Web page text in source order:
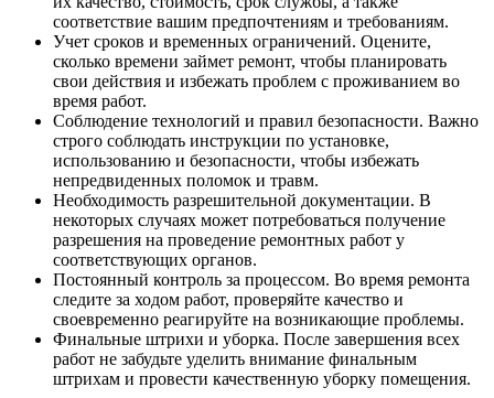
соответствие вашим предпочтениям и требованиям.
Учет сроков и временных ограничений. Оцените,
сколько времени займет ремонт, чтобы планировать
свои действия и избежать проблем с проживанием во
время работ.
Соблюдение технологий и правил безопасности. Важно
строго соблюдать инструкции по установке,
использованию и безопасности, чтобы избежать
непредвиденных поломок и травм.
Необходимость разрешительной документации. В
некоторых случаях может потребоваться получение
разрешения на проведение ремонтных работ у
соответствующих органов.
Постоянный контроль за процессом. Во время ремонта
следите за ходом работ, проверяйте качество и
своевременно реагируйте на возникающие проблемы.
Финальные штрихи и уборка. После завершения всех
работ не забудьте уделить внимание финальным
штрихам и провести качественную уборку помещения.